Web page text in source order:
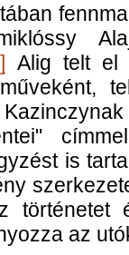
Alig telt el
is
történetet
az